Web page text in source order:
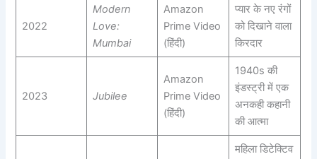
2022
Modern
Love:
Mumbai
Amazon
Prime Video
(हिंदी)
प्यार के नए रंगों
को दिखाने वाला
किरदार
2023 Jubilee
Amazon
Prime Video
(हिंदी)
1940s की
इंडस्ट्री में एक
अनकही कहानी
की आत्मा
महिला डिटेक्टिव